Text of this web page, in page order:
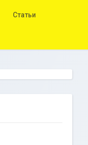
Статьи